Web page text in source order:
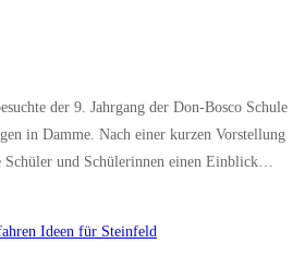
der 9. Jahrgang der Don-Bosco Schule
in Damme. Nach einer kurzen Vorstellung
Schüler und Schülerinnen einen Einblick…